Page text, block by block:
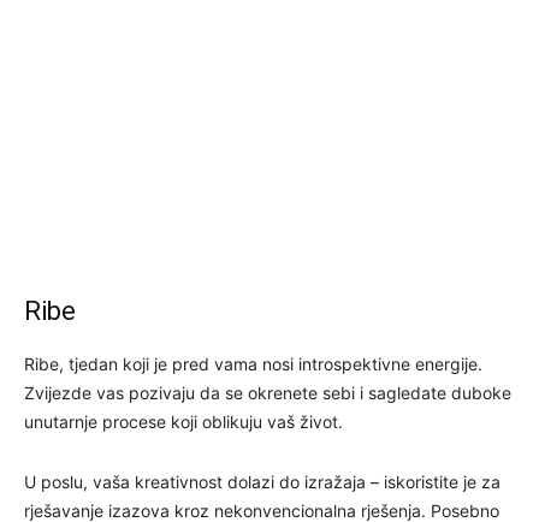
Ribe
Ribe, tjedan koji je pred vama nosi introspektivne energije.
Zvijezde vas pozivaju da se okrenete sebi i sagledate duboke
unutarnje procese koji oblikuju vaš život.
U poslu, vaša kreativnost dolazi do izražaja – iskoristite je za
rješavanje izazova kroz nekonvencionalna rješenja. Posebno